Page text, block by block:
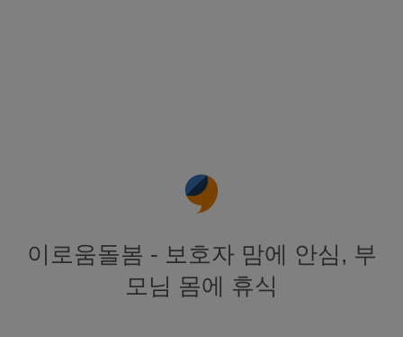
이로움돌봄 - 보호자 맘에 안심, 부
모님 몸에 휴식